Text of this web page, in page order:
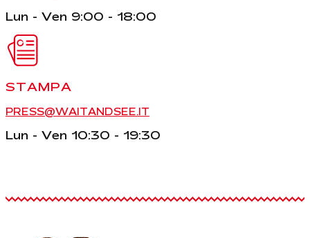
Lun - Ven 9:00 - 18:00
STAMPA
PRESS@WAITANDSEE.IT
Lun - Ven 10:30 - 19:30